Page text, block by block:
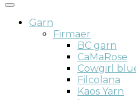
Garn
Firmaer
BC garn
CaMaRose
Cowgirl
Filcolana
Kaos Yarn